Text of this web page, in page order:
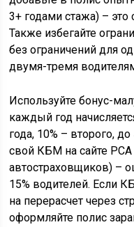
3+ годами стажа) – это
Также избегайте
без ограничений для
двумя-тремя
Используйте бонус-
каждый год
года, 10% – второго,
свой КБМ на сайте
автостраховщиков) –
15% водителей. Если
на перерасчет через
оформляйте полис